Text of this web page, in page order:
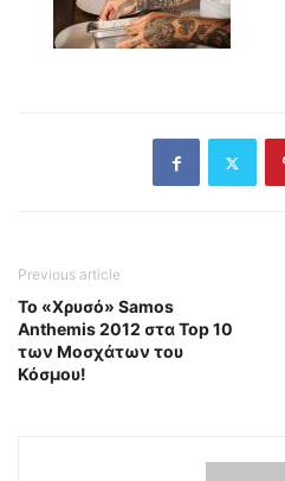
Previous article
Το «Χρυσό» Samos
Anthemis 2012 στα Top 10
των Μοσχάτων του
Κόσμου!